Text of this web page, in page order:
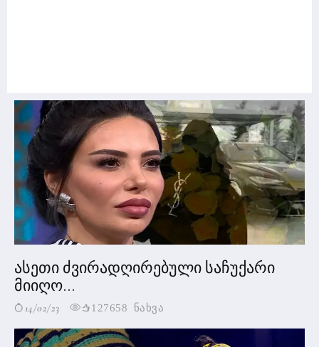
ასეთი ძვირადღირებული საჩუქარი
მიიღო...
14/02/23 127658 ნახვა